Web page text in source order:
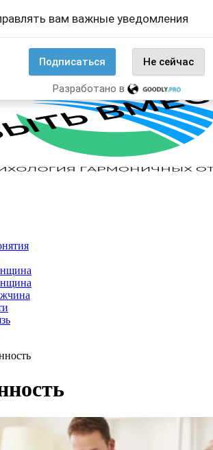
вам важные уведомления
Подписаться Не сейчас
Разработано в